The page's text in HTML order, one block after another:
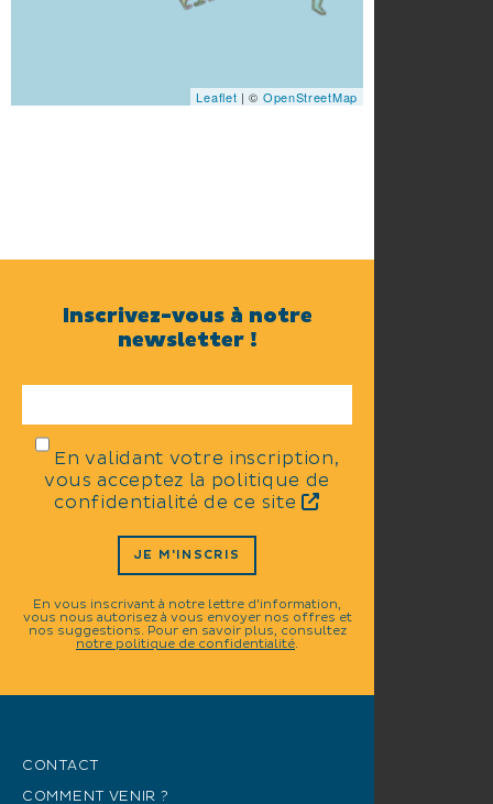
Leaflet | © OpenStreetMap
Inscrivez-vous à notre
newsletter !
En validant votre inscription,
vous acceptez la politique de
confidentialité de ce site
JE M'INSCRIS
En vous inscrivant à notre lettre d'information,
vous nous autorisez à vous envoyer nos offres et
nos suggestions. Pour en savoir plus, consultez
notre politique de confidentialité.
CONTACT
COMMENT VENIR ?